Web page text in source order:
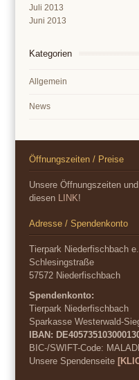
Juli 2013
Juni 2013
Kategorien
Allgemein
News
Öffnungszeiten / Preise
Unsere Öffnungszeiten
diesen LINK!
Adresse / Spendenkonto
Tierpark Niederfischbach
Schlesingstraße
57572 Niederfischbach
Spendenkonto:
Tierpark Niederfischbach
Sparkasse Westerwald-
IBAN:
BIC-/SWIFT-Code:
Unsere Spendenseite